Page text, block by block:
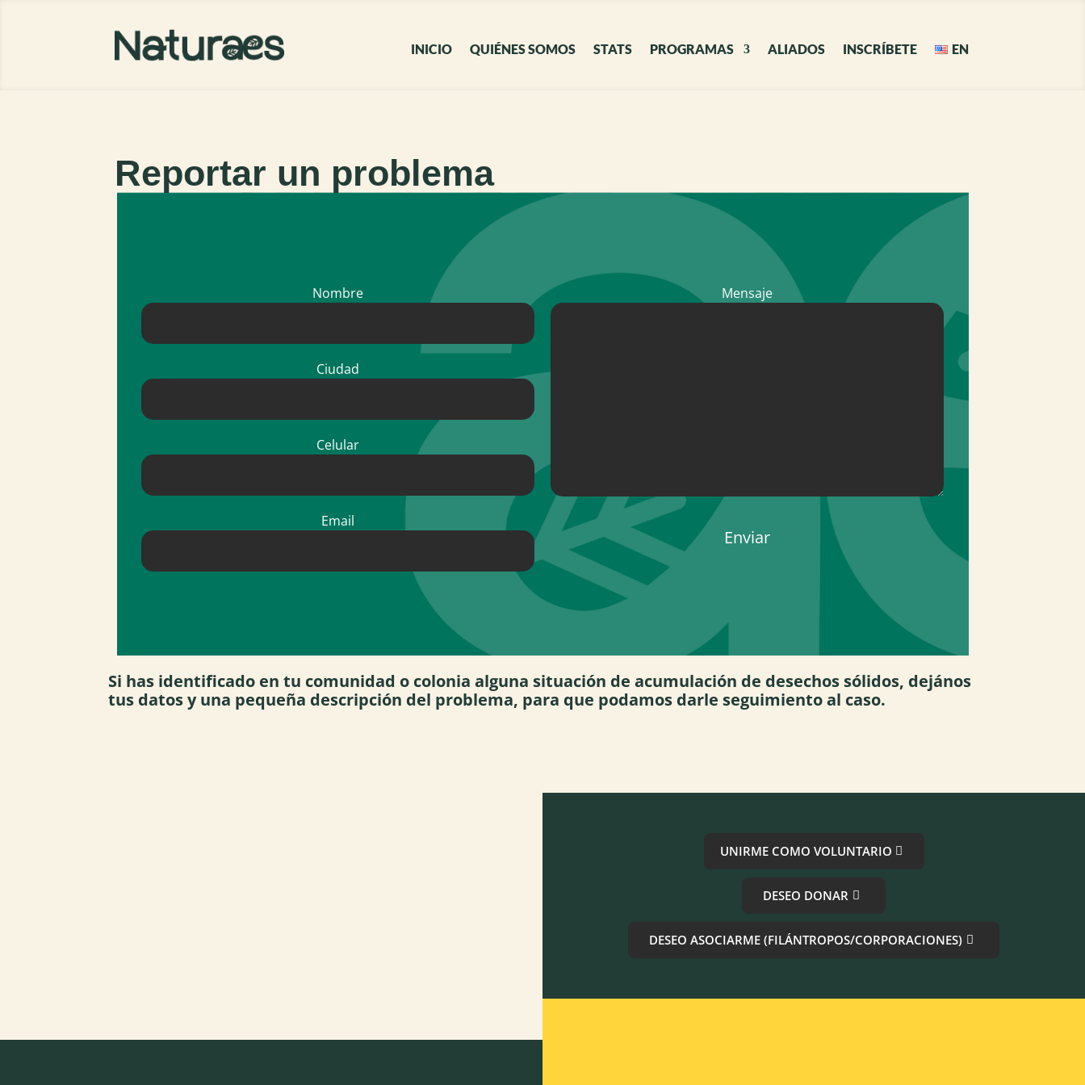
INICIO QUIÉNES SOMOS STATS PROGRAMAS ALIADOS INSCRÍBETE EN
Reportar un problema
Nombre
Ciudad
Celular
Email
Mensaje
Enviar
Si has identificado en tu comunidad o colonia alguna situación de acumulación de desechos sólidos, dejános
tus datos y una pequeña descripción del problema, para que podamos darle seguimiento al caso.
UNIRME COMO VOLUNTARIO
DESEO DONAR
DESEO ASOCIARME (FILÁNTROPOS/CORPORACIONES)